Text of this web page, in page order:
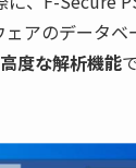
アのデータ
高度な解析機能